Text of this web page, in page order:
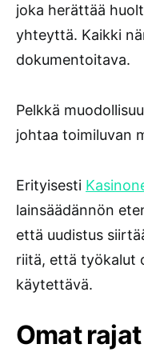
joka herättää
yhteyttä. Kaikki
dokumentoitava.
Pelkkä
johtaa toimiluvan
Erityisesti
lainsäädännön
että uudistus
riitä, että työkalut
käytettävä.
Omat